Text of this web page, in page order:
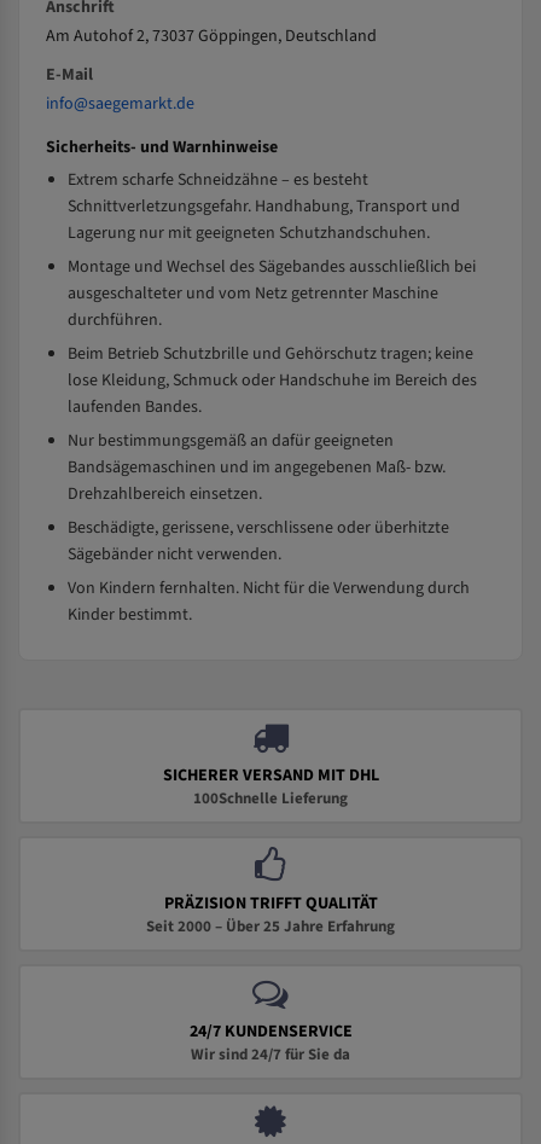
Anschrift
Am Autohof 2, 73037 Göppingen, Deutschland
E-Mail
info@saegemarkt.de
Sicherheits- und Warnhinweise
Extrem scharfe Schneidzähne – es besteht
Schnittverletzungsgefahr. Handhabung, Transport und
Lagerung nur mit geeigneten Schutzhandschuhen.
Montage und Wechsel des Sägebandes ausschließlich bei
ausgeschalteter und vom Netz getrennter Maschine
durchführen.
Beim Betrieb Schutzbrille und Gehörschutz tragen; keine
lose Kleidung, Schmuck oder Handschuhe im Bereich des
laufenden Bandes.
Nur bestimmungsgemäß an dafür geeigneten
Bandsägemaschinen und im angegebenen Maß- bzw.
Drehzahlbereich einsetzen.
Beschädigte, gerissene, verschlissene oder überhitzte
Sägebänder nicht verwenden.
Von Kindern fernhalten. Nicht für die Verwendung durch
Kinder bestimmt.
SICHERER VERSAND MIT DHL
100Schnelle Lieferung
PRÄZISION TRIFFT QUALITÄT
Seit 2000 – Über 25 Jahre Erfahrung
24/7 KUNDENSERVICE
Wir sind 24/7 für Sie da